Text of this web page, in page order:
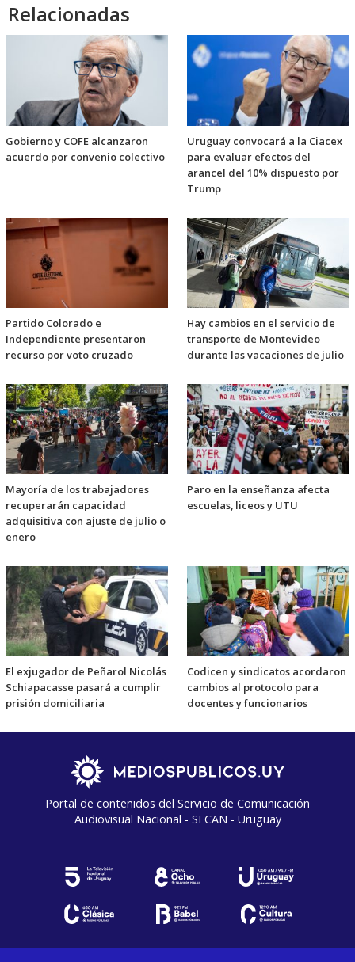
Relacionadas
Gobierno y COFE alcanzaron
acuerdo por convenio colectivo
Uruguay convocará a la Ciacex
para evaluar efectos del
arancel del 10% dispuesto por
Trump
Partido Colorado e
Independiente presentaron
recurso por voto cruzado
Hay cambios en el servicio de
transporte de Montevideo
durante las vacaciones de julio
Mayoría de los trabajadores
recuperarán capacidad
adquisitiva con ajuste de julio o
enero
Paro en la enseñanza afecta
escuelas, liceos y UTU
El exjugador de Peñarol Nicolás
Schiapacasse pasará a cumplir
prisión domiciliaria
Codicen y sindicatos acordaron
cambios al protocolo para
docentes y funcionarios
Portal de contenidos del Servicio de Comunicación
Audiovisual Nacional - SECAN - Uruguay